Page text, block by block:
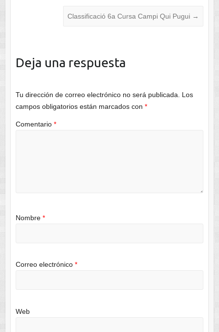
Classificació 6a Cursa Campi Qui Pugui →
Deja una respuesta
Tu dirección de correo electrónico no será publicada. Los
campos obligatorios están marcados con *
Comentario *
Nombre *
Correo electrónico *
Web